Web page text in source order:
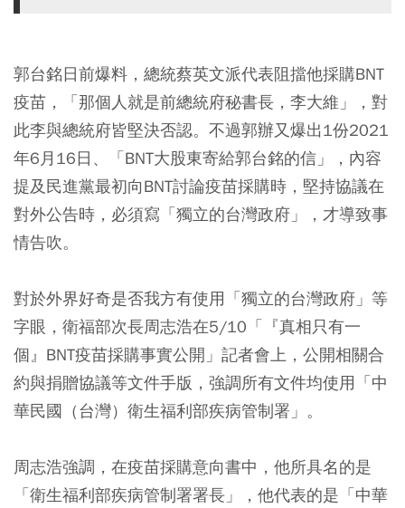
郭台銘日前爆料，總統蔡英文派代表阻擋他採購BNT
疫苗，「那個人就是前總統府秘書長，李大維」，對
此李與總統府皆堅決否認。不過郭辦又爆出1份2021
年6月16日、「BNT大股東寄給郭台銘的信」，內容
提及民進黨最初向BNT討論疫苗採購時，堅持協議在
對外公告時，必須寫「獨立的台灣政府」，才導致事
情告吹。
對於外界好奇是否我方有使用「獨立的台灣政府」等
字眼，衛福部次長周志浩在5/10「『真相只有一
個』BNT疫苗採購事實公開」記者會上，公開相關合
約與捐贈協議等文件手版，強調所有文件均使用「中
華民國（台灣）衛生福利部疾病管制署」。
周志浩強調，在疫苗採購意向書中，他所具名的是
「衛生福利部疾病管制署署長」，他代表的是「中華